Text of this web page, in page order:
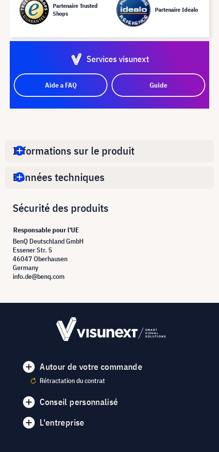
Partenaire Trusted
Shops
Partenaire Idealo
Services visunext
Aide a FAQ Guide
Informations sur le produit
Données techniques
Sécurité des produits
Responsable pour l'UE
BenQ Deutschland GmbH
Essener Str. 5
46047 Oberhausen
Germany
info.de@benq.com
Autour de votre commande
Rétractation du contrat
Conseil personnalisé
L'entreprise